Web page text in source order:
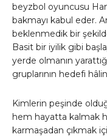
beyzbol oyuncusu
bakmayı kabul eder.
beklenmedik bir
Basit bir iyilik gibi
yerde olmanın
gruplarının hedefi
Kimlerin peşinde
hem hayatta kalmak
karmaşadan çıkmak